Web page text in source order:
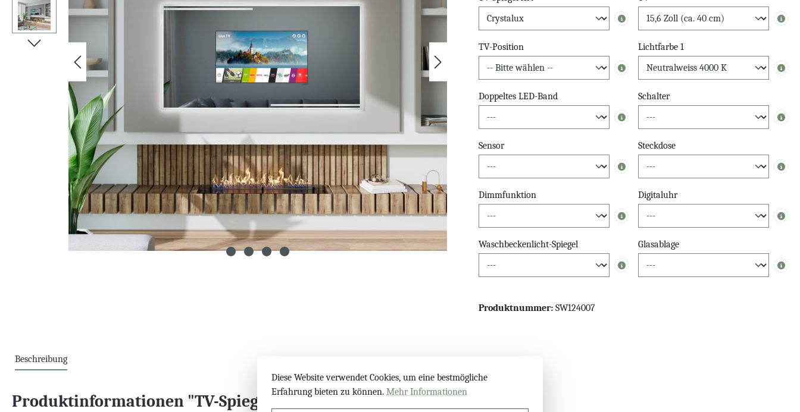
Info Info
TV-Position
Info
Lichtfarbe 1
Info
Doppeltes LED-Band
Info
Schalter
Info
Sensor
Info
Steckdose
Info
Dimmfunktion
Info
Digitaluhr
Info
Waschbeckenlicht-Spiegel
Info
Glasablage
Info
Produktnummer: SW124007
Beschreibung
Produktinformationen "TV-Spiegel T403 mit LED-Beleuchtung"
Diese Website verwendet Cookies, um eine bestmögliche
Erfahrung bieten zu können. Mehr Informationen